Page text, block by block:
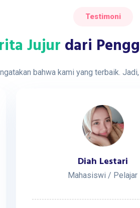
Testimoni
Jujur dari
bahwa kami yang terbaik.
Diah Lestari
Mahasiswi / Pelajar